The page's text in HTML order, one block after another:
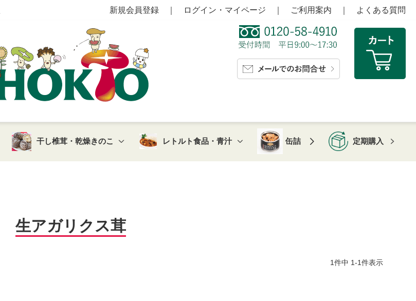
新規会員登録 ログイン・マイページ ご利用案内 よくある質問
干し椎茸・乾燥きのこ レトルト食品・青汁 缶詰 定期購入
生アガリクス茸
1件中 1-1件表示